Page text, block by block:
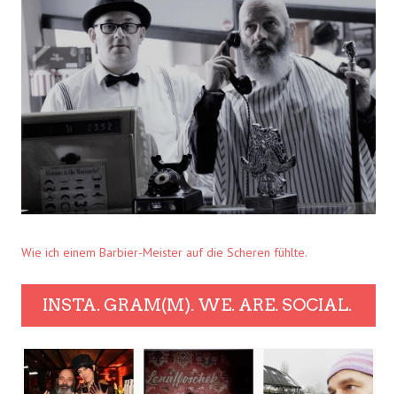
Wie ich einem Barbier-Meister auf die Scheren fühlte.
INSTA. GRAM(M). WE. ARE. SOCIAL.